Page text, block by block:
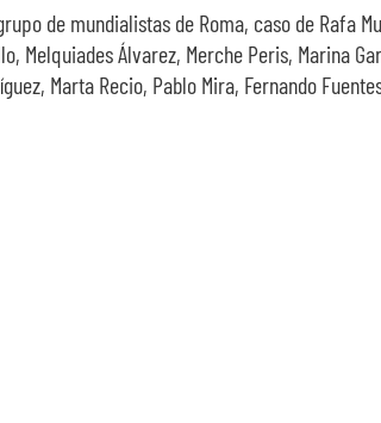
de mundialistas de Roma, caso de Rafa
Melquiades Álvarez, Merche Peris, Marina
Marta Recio, Pablo Mira, Fernando